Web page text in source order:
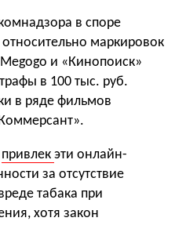
в споре
маркировок
и «Кинопоиск»
в 100 тыс. руб.
в ряде фильмов
привлек эти онлайн-
за отсутствие
табака при
хотя закон